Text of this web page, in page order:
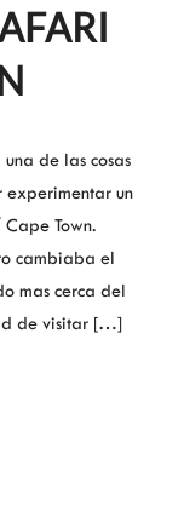
de las cosas
un
Town.
cambiaba el
mas cerca del
de visitar […]